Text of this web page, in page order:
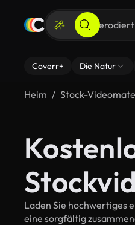
Coverr+ Die Natur
Heim Stock-
Laden Sie hochwertiges
eine sorgfältig